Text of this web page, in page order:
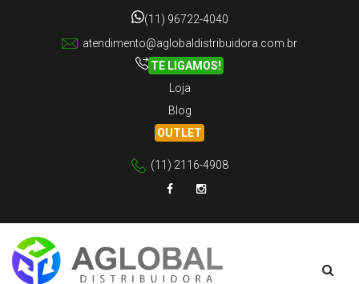
(11) 96722-4040
atendimento@aglobaldistribuidora.com.br
TE LIGAMOS!
Loja
Blog
OUTLET
(11) 2116-4908